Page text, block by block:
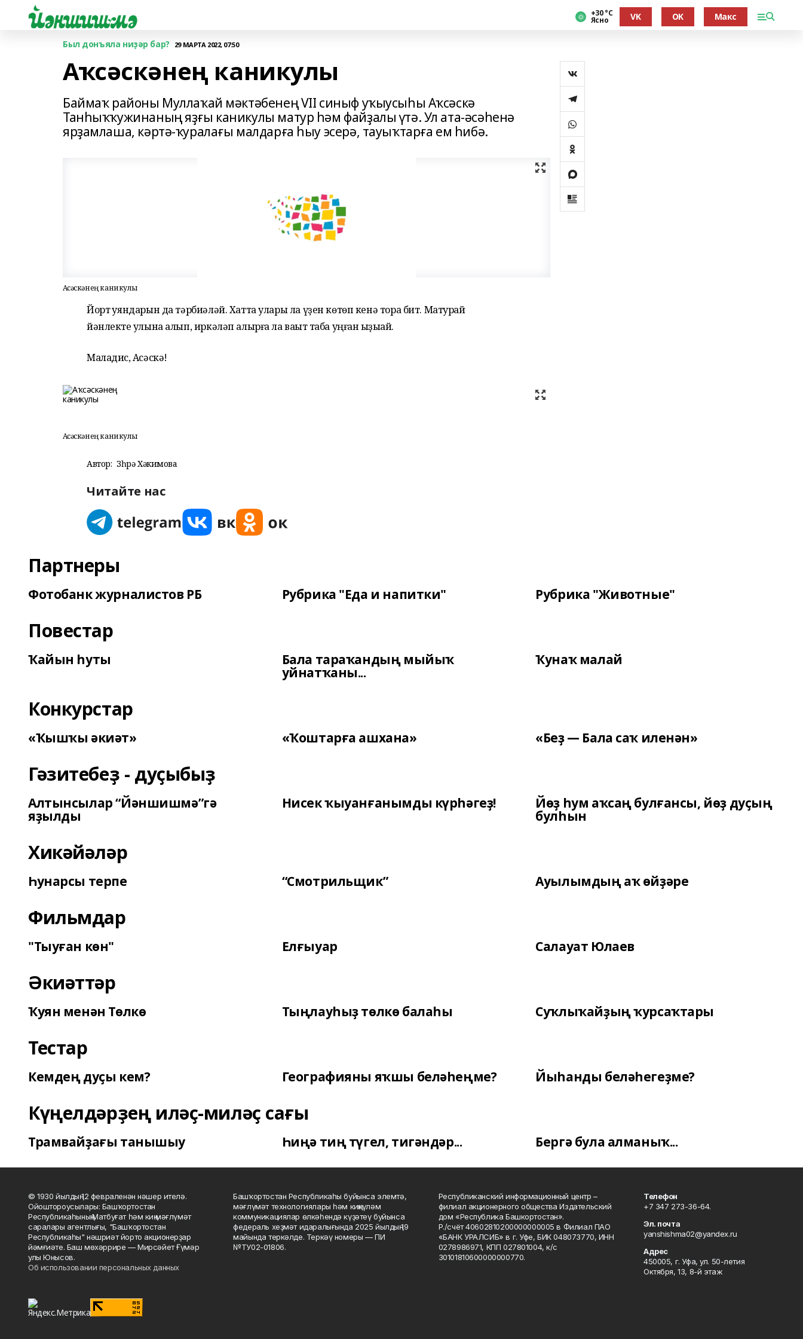
+30 °С
Ясно VK OK Макс
Был донъяла ниҙәр бар? 29 МАРТА 2022, 07:50
Аҡсәскәнең каникулы
Баймаҡ районы Муллаҡай мәктәбенең VII синыф уҡыусыһы Аҡсәскә
Танһыҡҡужинаның яҙғы каникулы матур һәм файҙалы үтә. Ул ата-әсәһенә
ярҙамлаша, кәртә-ҡуралағы малдарға һыу эсерә, тауыҡтарға ем һибә.
Аҡсәскәнең каникулы
Йорт ҡуяндарын да тәрбиәләй. Хатта улары ла үҙен көтөп кенә тора бит. Матурҡай
йәнлекте ҡулына алып, иркәләп алырға ла ваҡыт таба уңған ҡыҙыҡай.
Маладис, Аҡсәскә!
Аҡсәскәнең каникулы
Автор: Зөһрә Хәкимова
Читайте нас
Партнеры
Фотобанк журналистов РБ Рубрика "Еда и напитки" Рубрика "Животные"
Повестар
Ҡайын һуты Бала тараҡандың мыйыҡ
уйнатҡаны...
Ҡунаҡ малай
Конкурстар
«Ҡышҡы әкиәт» «Ҡоштарға ашхана» «Беҙ — Бала саҡ иленән»
Гәзитебеҙ - дуҫыбыҙ
Алтынсылар “Йәншишмә”гә
яҙылды
Нисек ҡыуанғанымды күрһәгеҙ! Йөҙ һум аҡсаң булғансы, йөҙ дуҫың
булһын
Хикәйәләр
Һунарсы терпе “Смотрильщик” Ауылымдың аҡ өйҙәре
Фильмдар
"Тыуған көн" Елғыуар Салауат Юлаев
Әкиәттәр
Ҡуян менән Төлкө Тыңлауһыҙ төлкө балаһы Суҡлыҡайҙың ҡурсаҡтары
Тестар
Кемдең дуҫы кем? Географияны яҡшы беләһеңме? Йыһанды беләһегеҙме?
Күңелдәрҙең иләҫ-миләҫ сағы
Трамвайҙағы танышыу Һиңә тиң түгел, тигәндәр... Бергә була алманыҡ...
© 1930 йылдың 12 февраленән нәшер ителә.
Ойоштороусылары: Башҡортостан
Республикаһының Матбуғат һәм киң мәғлүмәт
саралары агентлығы, "Башҡортостан
Республикаһы" нәшриәт йорто акционерҙар
йәмғиәте. Баш мөхәррире — Мирсәйет Ғүмәр
улы Юнысов.
Об использовании персональных данных
Башҡортостан Республикаһы буйынса элемтә,
мәғлүмәт технологиялары һәм киңкүләм
коммуникациялар өлкәһендә күҙәтеү буйынса
федераль хеҙмәт идаралығында 2025 йылдың 19
майында теркәлде. Теркәү номеры — ПИ
№ТУ02-01806.
Республиканский информационный центр –
филиал акционерного общества Издательский
дом «Республика Башкортостан».
Р./счёт 40602810200000000005 в Филиал ПАО
«БАНК УРАЛСИБ» в г. Уфе, БИК 048073770, ИНН
0278986971, КПП 027801004, к/с
30101810600000000770.
Телефон
+7 347 273-36-64.
Эл. почта
yanshishma02@yandex.ru
Адрес
450005, г. Уфа, ул. 50-летия
Октября, 13, 8-й этаж